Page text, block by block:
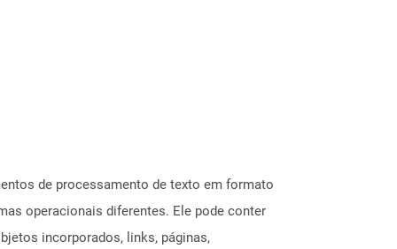
de processamento de texto em formato
operacionais diferentes. Ele pode conter
incorporados, links, páginas,